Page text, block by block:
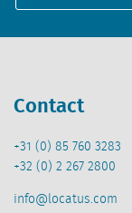
Contact
+31 (0) 85 760 3283
+32 (0) 2 267 2800
info@locatus.com